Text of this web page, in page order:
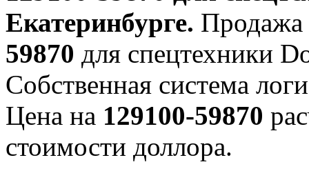
Екатеринбурге. Продажа
59870 для спецтехники
Собственная система
Цена на 129100-59870
стоимости доллора.